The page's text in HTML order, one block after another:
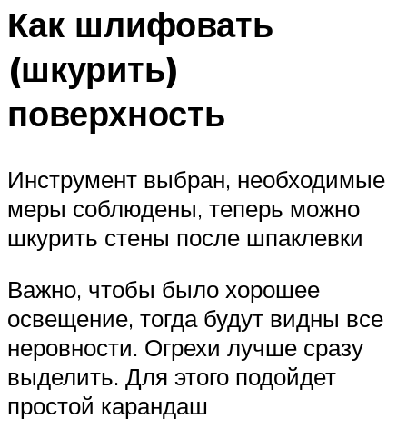
Как шлифовать
(шкурить)
поверхность
Инструмент выбран, необходимые
меры соблюдены, теперь можно
шкурить стены после шпаклевки
Важно, чтобы было хорошее
освещение, тогда будут видны все
неровности. Огрехи лучше сразу
выделить. Для этого подойдет
простой карандаш